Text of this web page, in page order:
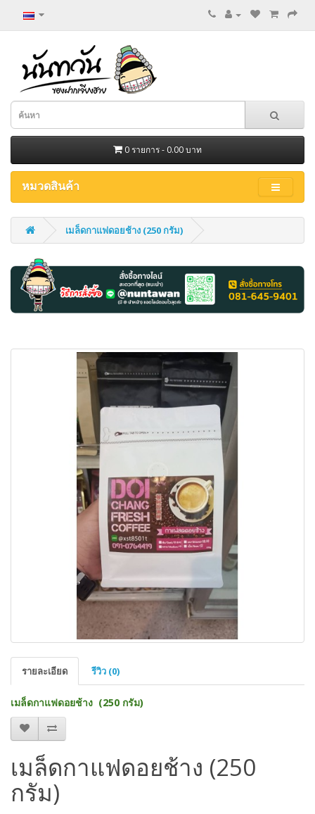
0 รายการ - 0.00 บาท
หมวดสินค้า
เมล็ดกาแฟดอยช้าง (250 กรัม)
รายละเอียด รีวิว (0)
เมล็ดกาแฟดอยช้าง (250 กรัม)
เมล็ดกาแฟดอยช้าง (250
กรัม)